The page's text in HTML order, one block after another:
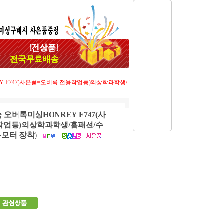
F747(사은품=오버록 전용작업등)의상학과학생/
오버록미싱HONREY F747(사
업등)의상학과학생/홈패션/수
터 장착)